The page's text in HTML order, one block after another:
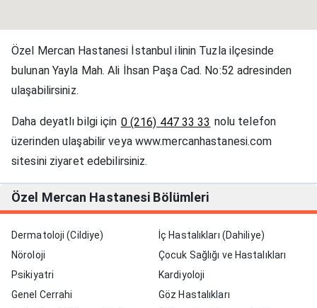
Özel Mercan Hastanesi İstanbul ilinin Tuzla ilçesinde
bulunan Yayla Mah. Ali İhsan Paşa Cad. No:52 adresinden
ulaşabilirsiniz.
Daha deyatlı bilgi için 0 (216) 447 33 33 nolu telefon
üzerinden ulaşabilir veya www.mercanhastanesi.com
sitesini ziyaret edebilirsiniz.
Özel Mercan Hastanesi Bölümleri
Dermatoloji (Cildiye)
İç Hastalıkları (Dahiliye)
Nöroloji
Çocuk Sağlığı ve Hastalıkları
Psikiyatri
Kardiyoloji
Genel Cerrahi
Göz Hastalıkları